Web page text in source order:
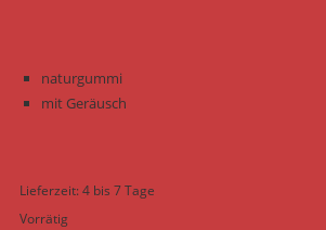
naturgummi
mit Geräusch
Lieferzeit:4 bis 7 Tage
Vorrätig